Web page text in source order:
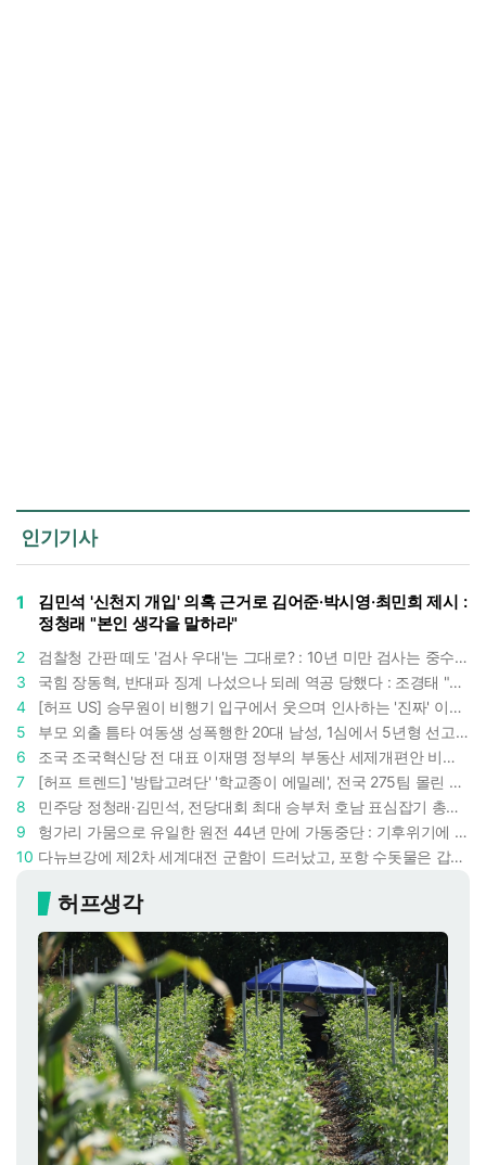
인기기사
1
김민석 '신천지 개입' 의혹 근거로 김어준·박시영·최민희 제시 :
정청래 "본인 생각을 말하라"
2
검찰청 간판 떼도 '검사 우대'는 그대로? : 10년 미만 검사는 중수청 4급 수사관으로 직행한다
3
국힘 장동혁, 반대파 징계 나섰으나 되레 역공 당했다 : 조경태 "4월 방미 2억 쓴 대표부터 징계해야"
4
[허프 US] 승무원이 비행기 입구에서 웃으며 인사하는 '진짜' 이유 : 찰나의 순간에 날카로운 관찰
5
부모 외출 틈타 여동생 성폭행한 20대 남성, 1심에서 5년형 선고 : 친족 간 '암수범죄'의 심각성
6
조국 조국혁신당 전 대표 이재명 정부의 부동산 세제개편안 비판했다 : '공공주택 대전환' 촉구
7
[허프 트렌드] '방탑고려단' '학교종이 에밀레', 전국 275팀 몰린 2026년 국립중앙박물관 분장대회 : 숨은 실력자들 나온다
8
민주당 정청래·김민석, 전당대회 최대 승부처 호남 표심잡기 총력 : 격차 10%p 안이냐, 밖이냐
9
헝가리 가뭄으로 유일한 원전 44년 만에 가동중단 : 기후위기에 원자력 발전의 새 약점
10
다뉴브강에 제2차 세계대전 군함이 드러났고, 포항 수돗물은 갑자기 짜졌다 : 폭염·가뭄이 만든 낯선 풍경
허프생각